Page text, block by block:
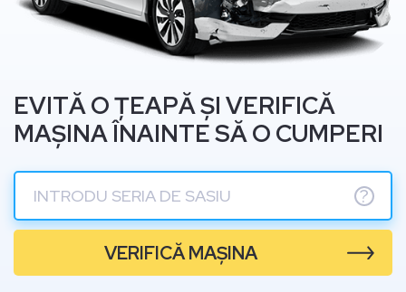
EVITĂ O ȚEAPĂ ȘI VERIFICĂ
MAȘINA ÎNAINTE SĂ O CUMPERI
?
VERIFICĂ MAȘINA